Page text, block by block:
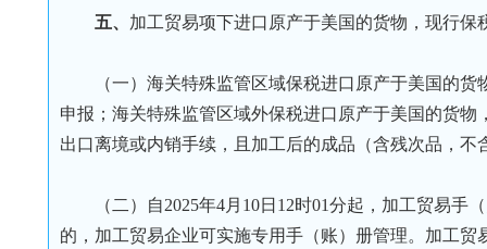
五、 加工贸易项下进口原产于美国的货物，现行保
（一）海关特殊监管区域保税进口原产于美国的货
申报；海关特殊监管区域外保税进口原产于美国的货
出口离境或内销手续，且加工后的成品（含残次品，
（二）自2025年4月10日12时01分起，加工贸易
的，加工贸易企业可实施专用手（账）册管理。加工